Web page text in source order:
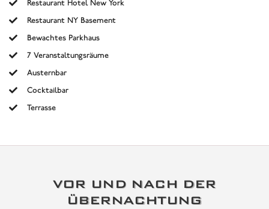
Restaurant Hotel New York
Restaurant NY Basement
Bewachtes Parkhaus
7 Veranstaltungsräume
Austernbar
Cocktailbar
Terrasse
VOR UND NACH DER
ÜBERNACHTUNG